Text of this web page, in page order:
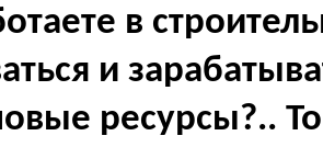
в
и
ресурсы?..